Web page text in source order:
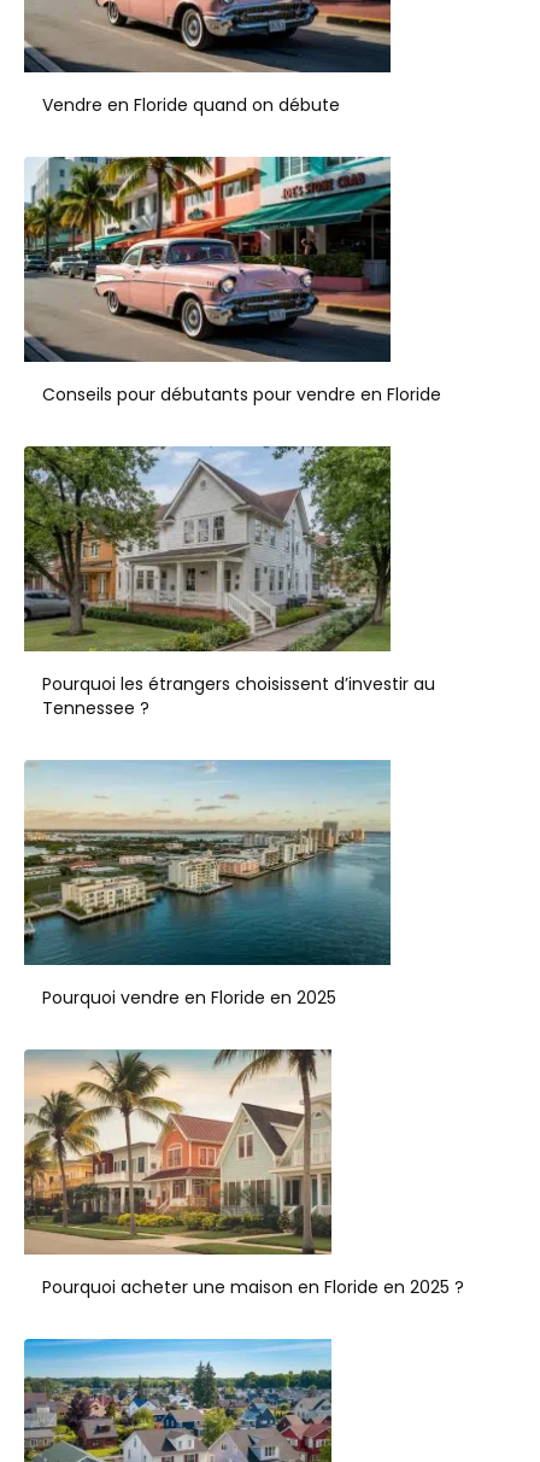
Vendre en Floride quand on débute
Conseils pour débutants pour vendre en Floride
Pourquoi les étrangers choisissent d’investir au
Tennessee ?
Pourquoi vendre en Floride en 2025
Pourquoi acheter une maison en Floride en 2025 ?